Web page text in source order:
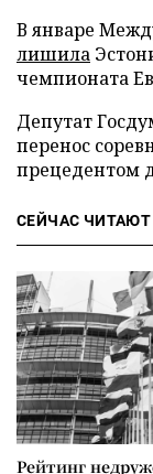
В январе
лишила
чемпионата
Депутат
перенос
прецедентом
СЕЙЧАС ЧИТАЮТ
Рейтинг